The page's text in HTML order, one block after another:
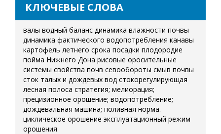
КЛЮЧЕВЫЕ СЛОВА
валы водный баланс динамика влажности почвы
динамика фактического водопотребления канавы
картофель летнего срока посадки плодородие
пойма Нижнего Дона рисовые оросительные
системы свойства почв севообороты смыв почвы
сток талых и дождевых вод стокорегулирующая
лесная полоса стратегия; мелиорация;
прецизионное орошение; водопотребление;
дождевальная машина; поливная норма.
циклическое орошение эксплуатационный режим
орошения